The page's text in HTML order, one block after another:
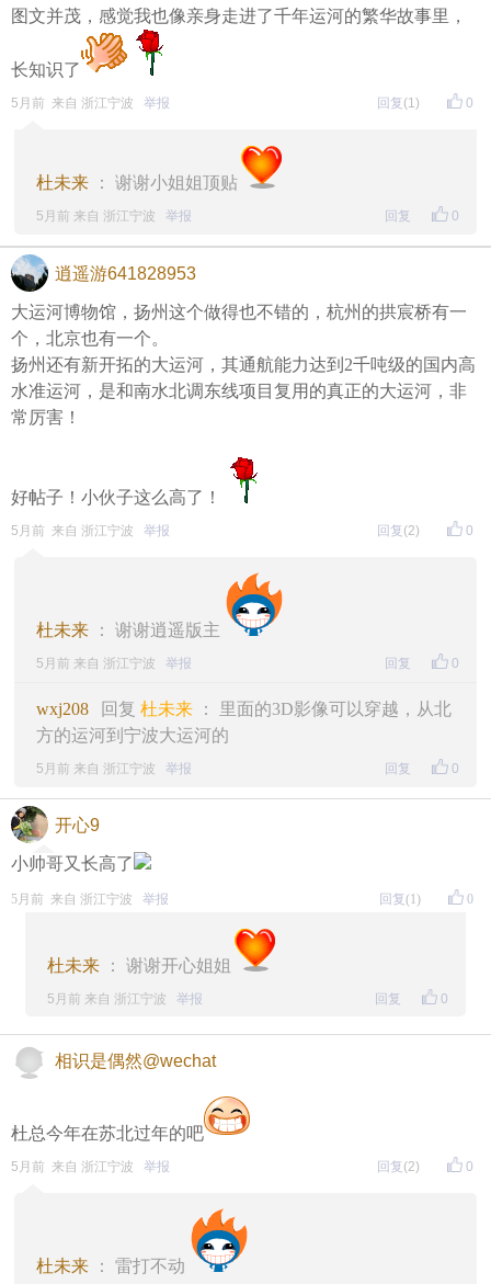
启，下一段再见～
图文并茂，感觉我也像亲身走进了千年运河的繁华故事里，
长知识了
0
5月前 来自 浙江宁波 举报 回复 (1)
杜未来 ： 谢谢小姐姐顶贴
0
5月前 来自 浙江宁波 举报 回复
逍遥游641828953
大运河博物馆，扬州这个做得也不错的，杭州的拱宸桥有一
个，北京也有一个。
扬州还有新开拓的大运河，其通航能力达到2千吨级的国内高
水准运河，是和南水北调东线项目复用的真正的大运河，非
常厉害！
好帖子！小伙子这么高了！
0
5月前 来自 浙江宁波 举报 回复 (2)
杜未来 ： 谢谢逍遥版主
0
5月前 来自 浙江宁波 举报 回复
wxj208 回复 杜未来 ： 里面的3D影像可以穿越，从北
方的运河到宁波大运河的
0
5月前 来自 浙江宁波 举报 回复
开心9
小帅哥又长高了
0
5月前 来自 浙江宁波 举报 回复(1)
杜未来： 谢谢开心姐姐
0
5月前 来自 浙江宁波 举报 回复
相识是偶然@wechat
杜总今年在苏北过年的吧
0
5月前 来自 浙江宁波 举报 回复 (2)
杜未来 ： 雷打不动